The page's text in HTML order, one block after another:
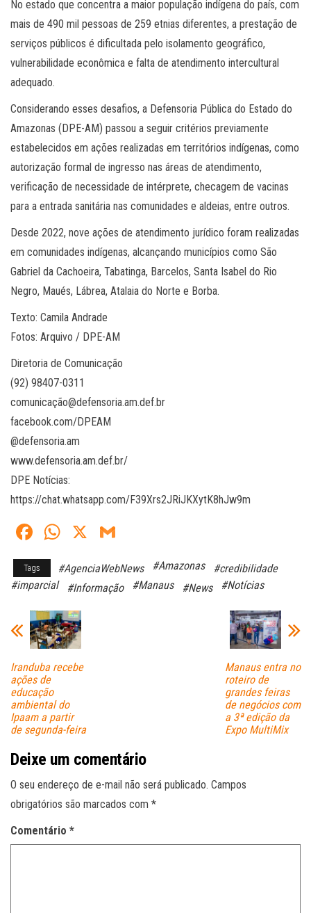
No estado que concentra a maior população indígena do país, com
mais de 490 mil pessoas de 259 etnias diferentes, a prestação de
serviços públicos é dificultada pelo isolamento geográfico,
vulnerabilidade econômica e falta de atendimento intercultural
adequado.
Considerando esses desafios, a Defensoria Pública do Estado do
Amazonas (DPE-AM) passou a seguir critérios previamente
estabelecidos em ações realizadas em territórios indígenas, como
autorização formal de ingresso nas áreas de atendimento,
verificação de necessidade de intérprete, checagem de vacinas
para a entrada sanitária nas comunidades e aldeias, entre outros.
Desde 2022, nove ações de atendimento jurídico foram realizadas
em comunidades indígenas, alcançando municípios como São
Gabriel da Cachoeira, Tabatinga, Barcelos, Santa Isabel do Rio
Negro, Maués, Lábrea, Atalaia do Norte e Borba.
Texto: Camila Andrade
Fotos: Arquivo / DPE-AM
Diretoria de Comunicação
(92) 98407-0311
comunicação@defensoria.am.def.br
facebook.com/DPEAM
@defensoria.am
www.defensoria.am.def.br/
DPE Notícias:
https://chat.whatsapp.com/F39Xrs2JRiJKXytK8hJw9m
Fa
ce
bo
W
ts
A
pp
X
ail
Tags #AgenciaWebNews #Amazonas
#credibilidade
#imparcial
#Informação #Manaus #News #Notícias
Iranduba recebe
ações de
educação
ambiental do
Ipaam a partir
de segunda-feira
Manaus entra no
roteiro de
grandes feiras
de negócios com
a 3ª edição da
Expo MultiMix
Deixe um comentário
O seu endereço de e-mail não será publicado. Campos
obrigatórios são marcados com *
Comentário *